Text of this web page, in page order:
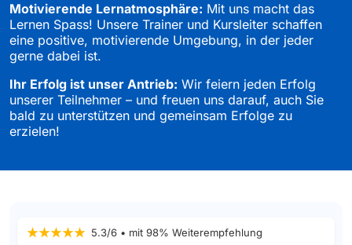
Motivierende Lernatmosphäre: Mit uns macht das
Lernen Spass! Unsere Trainer und Kursleiter schaffen
eine positive, motivierende Umgebung, in der jeder
gerne dabei ist.
Ihr Erfolg ist unser Antrieb: Wir feiern jeden Erfolg
unserer Teilnehmer – und freuen uns darauf, auch Sie
bald zu unterstützen und gemeinsam Erfolge zu
erzielen!
5.3/6 • mit 98% Weiterempfehlung